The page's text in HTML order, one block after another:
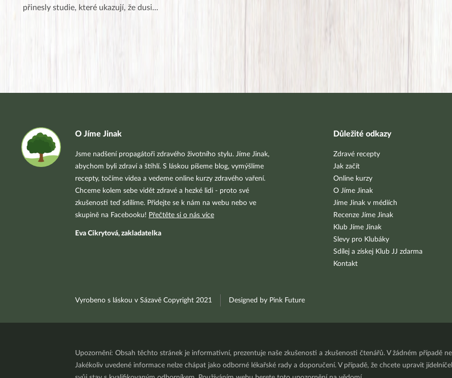
přinesly studie, které ukazují, že dusi...
O Jíme Jinak
Jsme nadšení propagátoři zdravého životního stylu. Jíme Jinak,
abychom byli zdraví a štíhlí. S láskou píšeme blog, vymýšlíme
recepty, točíme videa a vedeme online kurzy zdravého vaření.
Chceme kolem sebe vidět zdravé a hezké lidi - proto své
zkušenosti teď sdílíme. Přidejte se k nám na webu nebo ve
skupině na Facebooku! Přečtěte si o nás více
Eva Cikrytová, zakladatelka
Důležité odkazy
Zdravé recepty
Jak začít
Online kurzy
O Jíme Jinak
Jíme Jinak v médiích
Recenze Jíme Jinak
Klub Jíme Jinak
Slevy pro Klubáky
Sdílej a získej Klub JJ zdarma
Kontakt
Vyrobeno s láskou v Sázavě Copyright 2021 Designed by Pink Future
Upozornění: Obsah těchto stránek je informativní, prezentuje naše zkušenosti a zkušenosti čtenářů. V žádném případě
Jakékoliv uvedené informace nelze chápat jako odborné lékařské rady a doporučení. V případě, že chcete upravit